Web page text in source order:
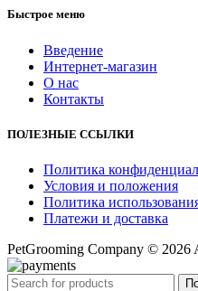
Быстрое меню
Введение
Интернет-магазин
О нас
Контакты
ПОЛЕЗНЫЕ ССЫЛКИ
Политика
Условия и положения
Политика
Платежи и доставка
PetGrooming Company © 2026